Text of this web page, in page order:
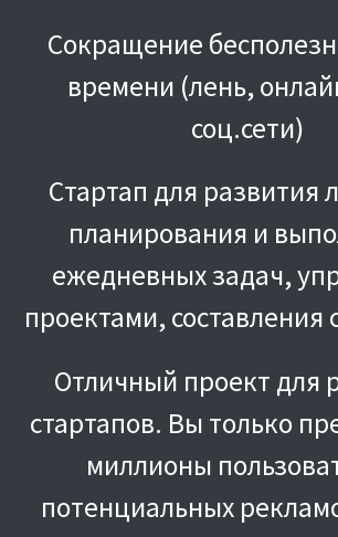
Сокращение
времени (лень,
соц.сети)
Cтартап для развития
планирования и
ежедневных задач,
проектами, составления
Отличный проект для
стартапов. Вы только
миллионы
потенциальных